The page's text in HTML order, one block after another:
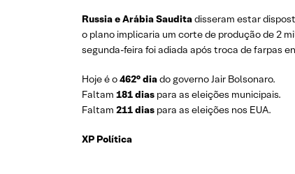
Russia e Arábia Sauditadisseram estar
o plano implicaria um corte de produção de 2
segunda-feira foi adiada após troca de farpas
Hoje é o462° diado governo Jair Bolsonaro.
Faltam 181 dias para as eleições municipais.
Faltam 211 dias para as eleições nos EUA.
XP Política